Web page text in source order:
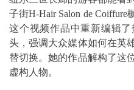
子街H-Hair Salon de
这个视频作品中重新编辑
头，强调大众媒体如何在英
替切换。她的作品解构了这
虚构人物。